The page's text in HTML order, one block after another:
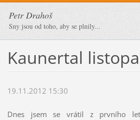
Petr Drahoš
Sny jsou od toho, aby se plnily...
Kaunertal
19.11.2012 15:30
Dnes jsem se vrátil z prvního